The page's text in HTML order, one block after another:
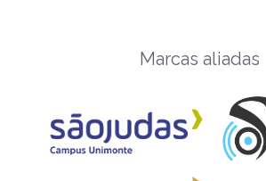
Marcas aliadas